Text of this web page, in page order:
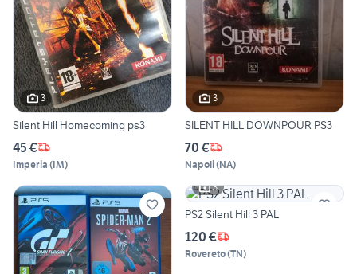
3
Silent Hill Homecoming ps3
45 €
Imperia (IM)
3
SILENT HILL DOWNPOUR PS3
70 €
Napoli(NA)
3
PS2 Silent Hill 3 PAL
120 €
Rovereto(TN)